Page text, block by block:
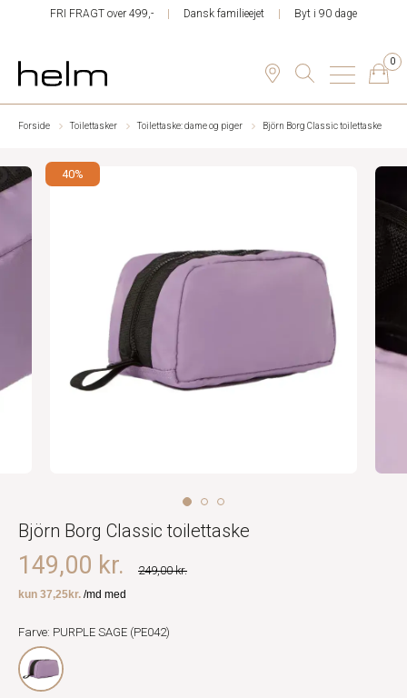
FRI FRAGT over 499,- Dansk familieejet Byt i 90 dage
0
Forside Toilettasker Toilettaske: dame og piger Björn Borg Classic toilettaske
40%
Björn Borg Classic toilettaske
249,00 kr.
149,00 kr.
Farve: PURPLE SAGE (PE042)